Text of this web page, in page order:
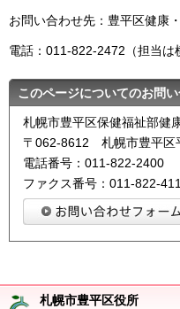
お問い合わせ先：豊平区健康
電話：011-822-2472（担当は
このページについてのお問
札幌市豊平区保健福祉部健
〒062-8612 札幌市豊平区
電話番号：011-822-2400
ファクス番号：011-822-
札幌市豊平区役所